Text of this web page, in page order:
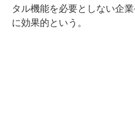
タル機能を必要としない企
に効果的という。